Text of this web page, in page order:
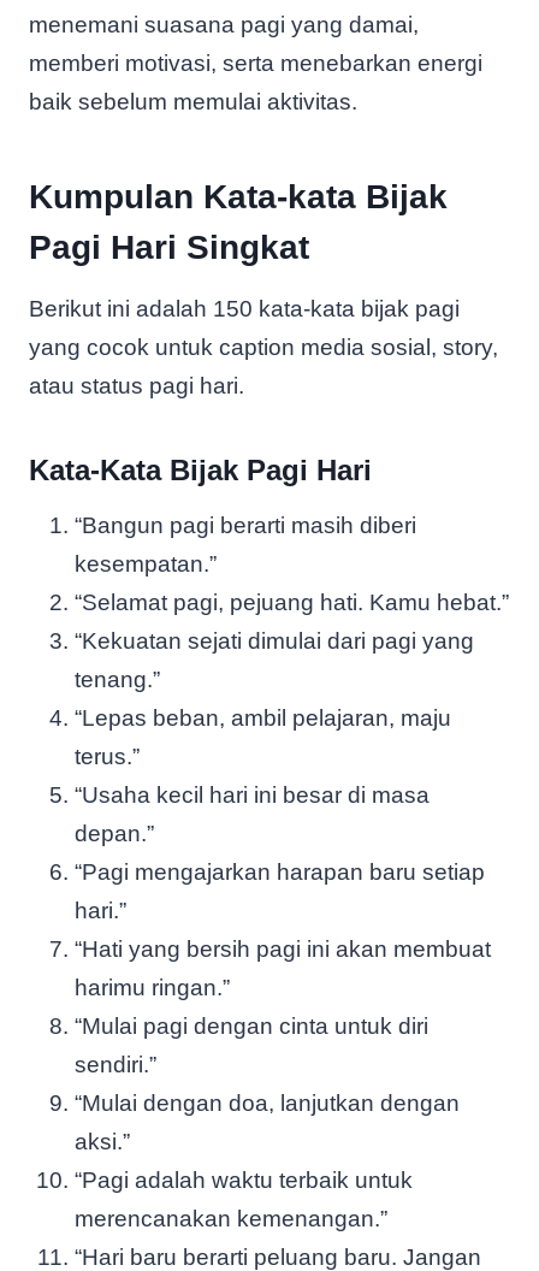
menemani suasana pagi yang damai,
memberi motivasi, serta menebarkan energi
baik sebelum memulai aktivitas.
Kumpulan Kata-kata Bijak
Pagi Hari Singkat
Berikut ini adalah 150 kata-kata bijak pagi
yang cocok untuk caption media sosial, story,
atau status pagi hari.
Kata-Kata Bijak Pagi Hari
“Bangun pagi berarti masih diberi
kesempatan.”
“Selamat pagi, pejuang hati. Kamu hebat.”
“Kekuatan sejati dimulai dari pagi yang
tenang.”
“Lepas beban, ambil pelajaran, maju
terus.”
“Usaha kecil hari ini besar di masa
depan.”
“Pagi mengajarkan harapan baru setiap
hari.”
“Hati yang bersih pagi ini akan membuat
harimu ringan.”
“Mulai pagi dengan cinta untuk diri
sendiri.”
“Mulai dengan doa, lanjutkan dengan
aksi.”
“Pagi adalah waktu terbaik untuk
merencanakan kemenangan.”
“Hari baru berarti peluang baru. Jangan